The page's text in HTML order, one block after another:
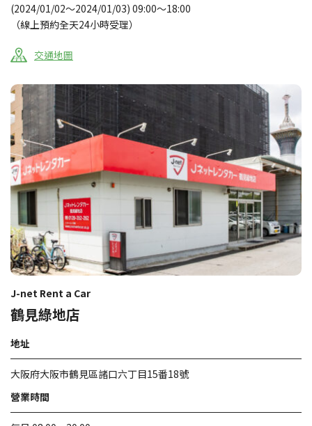
(2024/01/02～2024/01/03) 09:00～18:00
（線上預約全天24小時受理）
交通地圖
J-net Rent a Car
鶴見綠地店
地址
大阪府大阪市鶴見區諸口六丁目15番18號
營業時間